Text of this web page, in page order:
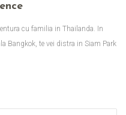
cu familia in Thailanda. In
Bangkok, te vei distra in Siam Park